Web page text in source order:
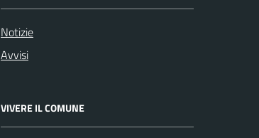
Notizie
Avvisi
VIVERE IL COMUNE